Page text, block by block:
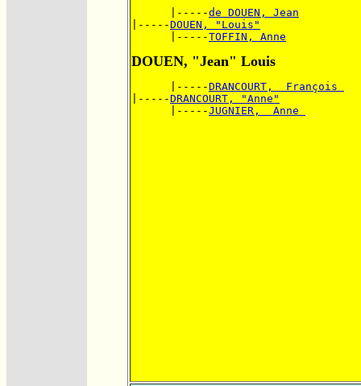
      |-----
de DOUEN, Jean
|-----DOUEN, "Louis"
      |-----
TOFFIN, Anne
DOUEN, "Jean" Louis
      |-----
DRANCOURT,  François
|-----DRANCOURT, "Anne"
      |-----
JUGNIER,  Anne